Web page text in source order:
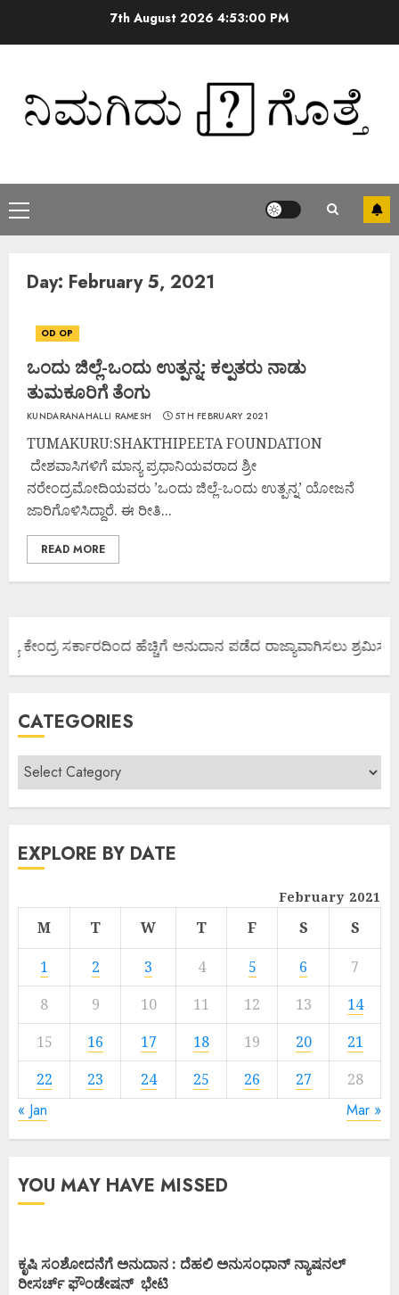
7th August 2026 4:53:00 PM
Day: February 5, 2021
OD OP
ಒಂದು ಜಿಲ್ಲೆ-ಒಂದು ಉತ್ಪನ್ನ: ಕಲ್ಪತರು ನಾಡು
ತುಮಕೂರಿಗೆ ತೆಂಗು
KUNDARANAHALLI RAMESH 5TH FEBRUARY 2021
TUMAKURU:SHAKTHIPEETA FOUNDATION
ದೇಶವಾಸಿಗಳಿಗೆ ಮಾನ್ಯ ಪ್ರಧಾನಿಯವರಾದ ಶ್ರೀ
ನರೇಂದ್ರಮೋದಿಯವರು ’ಒಂದು ಜಿಲ್ಲೆ-ಒಂದು ಉತ್ಪನ್ನ’ ಯೋಜನೆ
ಜಾರಿಗೊಳಿಸಿದ್ದಾರೆ. ಈ ರೀತಿ...
READ MORE
ಕೇಂದ್ರ ಸರ್ಕಾರದಿಂದ ಹೆಚ್ಚಿಗೆ ಅನುದಾನ ಪಡೆದ ರಾಜ್ಯಾವಾಗಿಸಲು
CATEGORIES
EXPLORE BY DATE
February 2021
M T W T F S
S
1
2 3 4 5 6
7
8
9 10 11 12 13
14
15
16 17 18 19 20
21
22
23 24 25 26 27 28
« Jan Mar »
YOU MAY HAVE MISSED
ಕೃಷಿ ಸಂಶೋದನೆಗೆ ಅನುದಾನ : ದೆಹಲಿ ಅನುಸಂಧಾನ್ ನ್ಯಾಷನಲ್
ರೀಸರ್ಚ್ ಫೌಂಡೇಷನ್ ಭೇಟಿ